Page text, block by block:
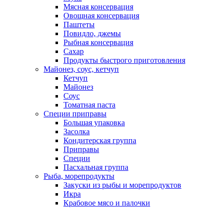
Мясная консервация
Овощная консервация
Паштеты
Повидло, джемы
Рыбная консервация
Сахар
Продукты быстрого приготовления
Майонез, соус, кетчуп
Кетчуп
Майонез
Соус
Томатная паста
Специи приправы
Большая упаковка
Засолка
Кондитерская группа
Приправы
Специи
Пасхальная группа
Рыба, морепродукты
Закуски из рыбы и морепродуктов
Икра
Крабовое мясо и палочки